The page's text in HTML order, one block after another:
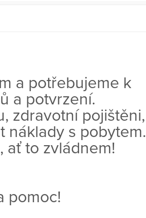
a potřebujeme k
a potvrzení.
zdravotní pojištěni,
náklady s pobytem.
ať to zvládnem!
pomoc!